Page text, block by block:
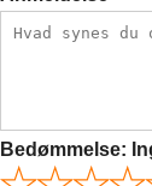
Bedømmelse: